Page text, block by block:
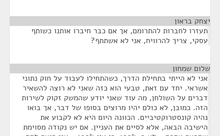
יצחק בראון
תעזרו לחברות להתרומם, אך אם כבר חיברו אותנו כשותף
עסקי, צריך להרוויח, אני לא אשתתף?
שלום שמחון
אני לא הייתי בתחילת הדרך, כשהתחילו לעבוד על חוק נתוני
אשראי. יחד עם זאת, טבעי הוא כזה שאני לא רוצה להשאיר
דברים על השולחן, מה עוד שאני יודע שהמשק זקוק לשירות
הזה. כמובן, לא כולם יהיו מרוצים בסופו של דבר, אך בואו
נהיה קונסטרוקטיביים. הכוונה היום היא לא לקבוע את
הישיבה הבאה, אלא לסיים את העניין. אם יש נקודה מסוימת